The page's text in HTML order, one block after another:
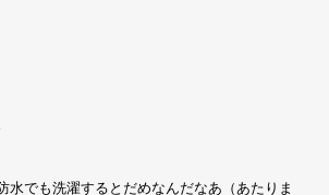
でも洗濯するとだめなんだなあ（あたりま